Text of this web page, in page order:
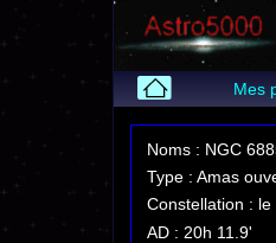
Mes
Noms : NGC
Type : Amas
Constellation :
AD : 20h 11.9'